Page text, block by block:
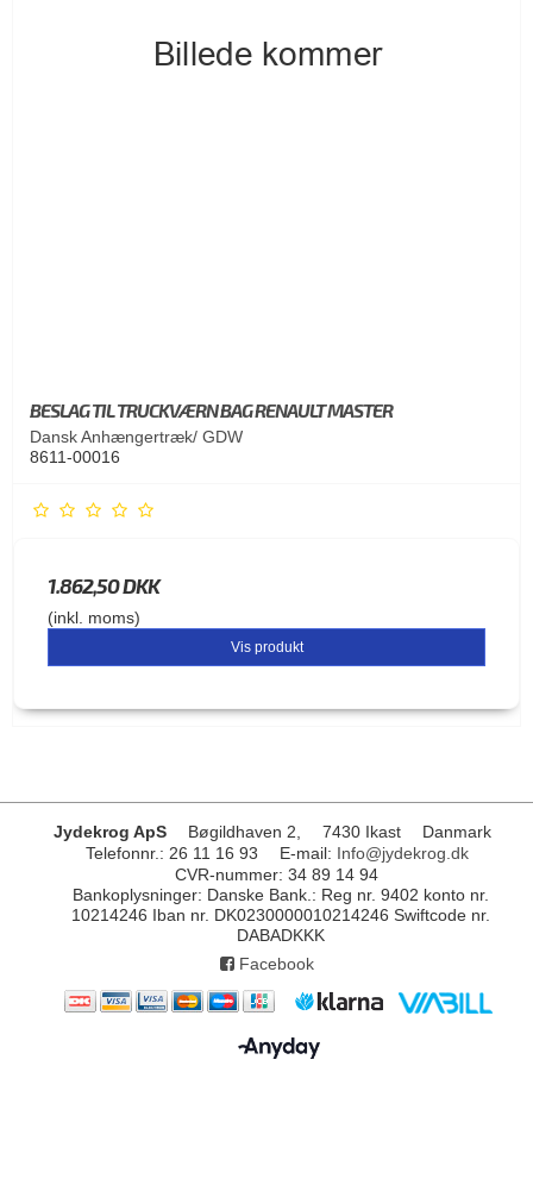
BESLAG TIL TRUCKVÆRN BAG RENAULT MASTER
Dansk Anhængertræk/ GDW
8611-00016
1.862,50 DKK
(inkl. moms)
Vis produkt
Jydekrog ApS Bøgildhaven 2, 7430 Ikast
Danmark
Telefonnr. : 26 11 16 93 E-mail: Info@jydekrog.dk
CVR-nummer: 34 89 14 94
Bankoplysninger: Danske Bank.: Reg nr. 9402 konto nr.
10214246 Iban nr. DK0230000010214246 Swiftcode nr.
DABADKKK
Facebook